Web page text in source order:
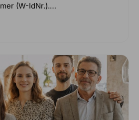
(W-IdNr.).…